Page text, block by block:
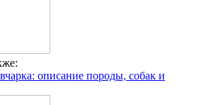
описание породы, собак и